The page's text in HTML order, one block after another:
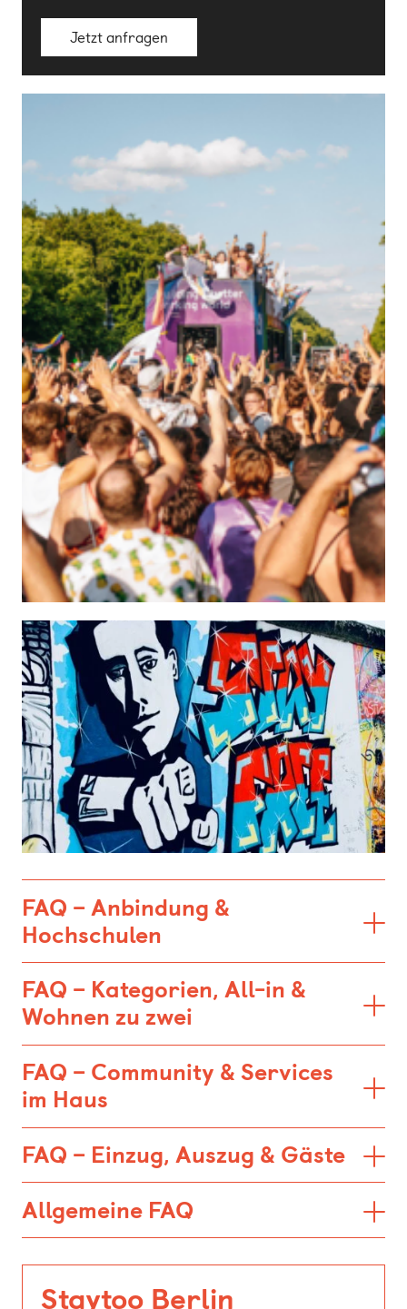
Jetzt anfragen
FAQ – Anbindung &
Hochschulen
FAQ – Kategorien, All-in &
Wohnen zu zwei
FAQ – Community & Services
im Haus
FAQ – Einzug, Auszug & Gäste
Allgemeine FAQ
Staytoo Berlin